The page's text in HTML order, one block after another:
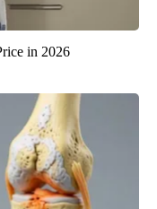
in 2026